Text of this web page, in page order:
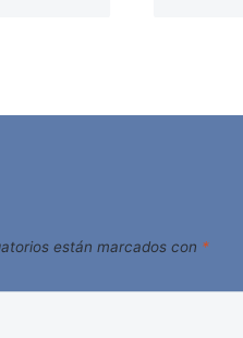
están marcados con *